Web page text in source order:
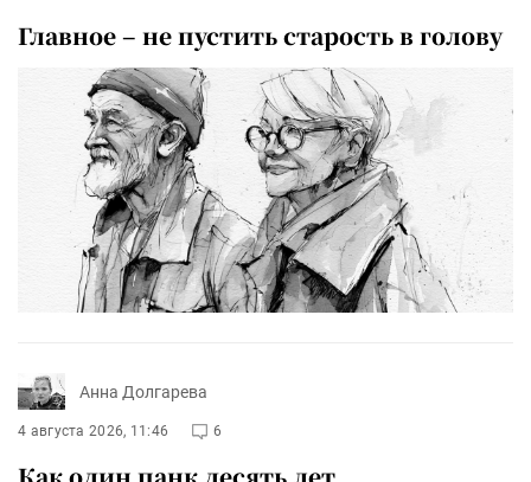
Главное – не пустить старость в голову
Анна Долгарева
4 августа 2026, 11:46 6